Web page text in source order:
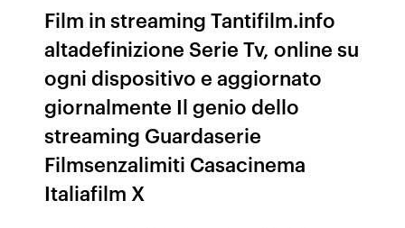
Film in streaming Tantifilm.info
altadefinizione Serie Tv, online su
ogni dispositivo e aggiornato
giornalmente Il genio dello
streaming Guardaserie
Filmsenzalimiti Casacinema
Italiafilm X